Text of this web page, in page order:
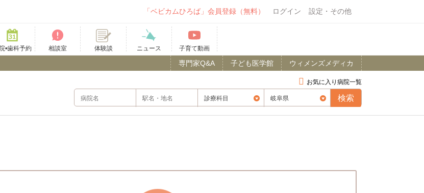
「ベビカムひろば」会員登録（無料） ログイン 設定・その他
•歯科予約 相談室 体験談 ニュース 子育て動画
ウィメンズメディカ
子ども医学館
専門家Q&A
お気に入り病院一覧